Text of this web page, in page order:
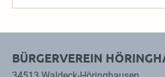
BÜRGERVEREIN